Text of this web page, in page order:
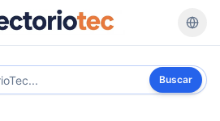
Buscar